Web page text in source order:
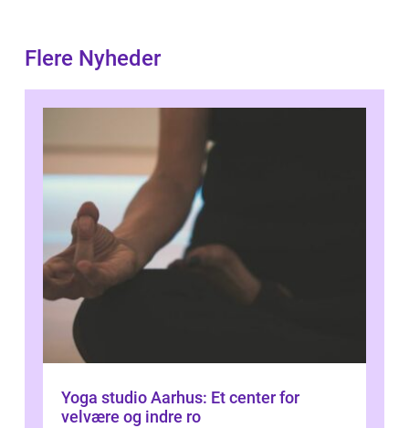
Flere Nyheder
Yoga studio Aarhus: Et center for
velvære og indre ro